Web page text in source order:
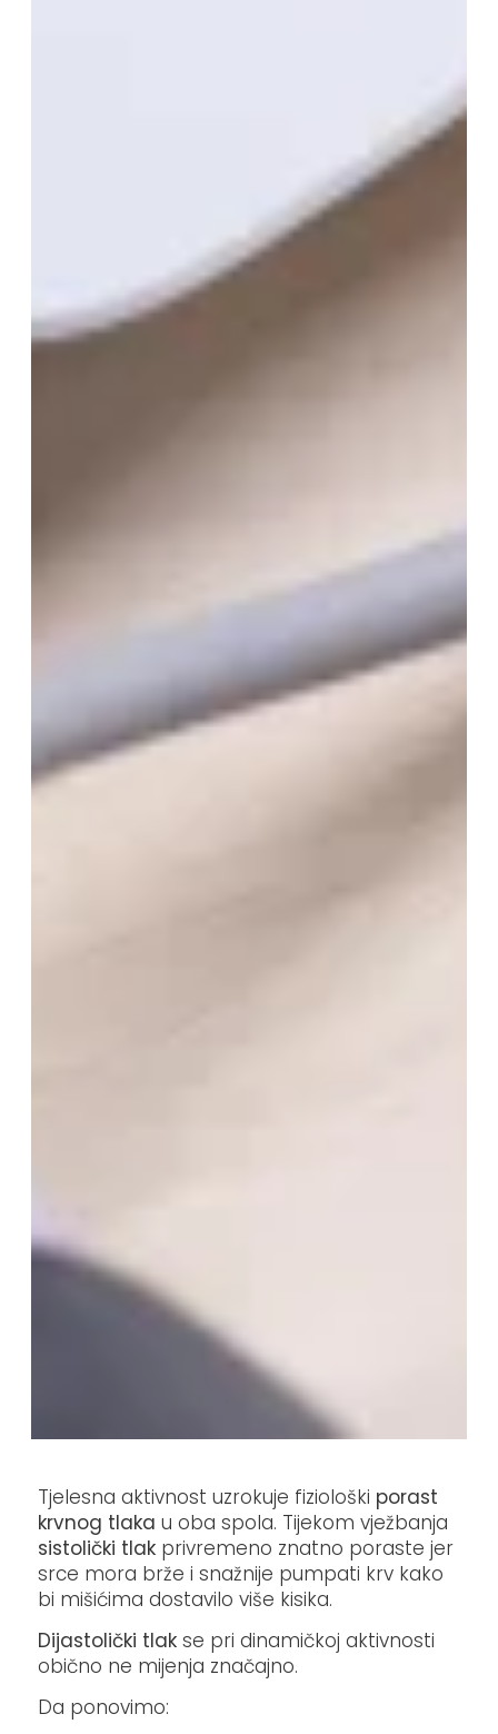
Tjelesna aktivnost uzrokuje fiziološki porast
krvnog tlaka u oba spola. Tijekom vježbanja
sistolički tlak privremeno znatno poraste jer
srce mora brže i snažnije pumpati krv kako
bi mišićima dostavilo više kisika.
Dijastolički tlak se pri dinamičkoj aktivnosti
obično ne mijenja značajno.
Da ponovimo: